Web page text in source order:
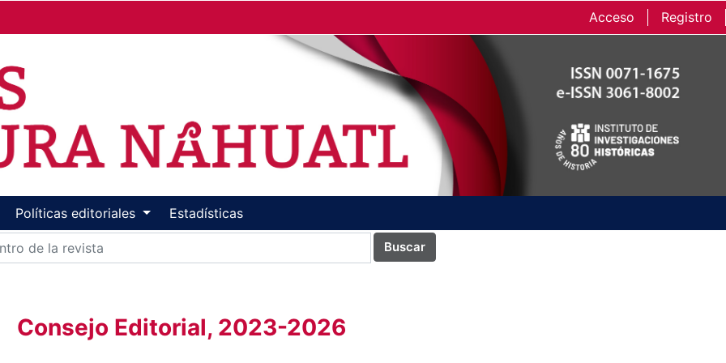
Acceso Registro
Políticas editoriales Estadísticas
Buscar
Consejo Editorial, 2023-2026